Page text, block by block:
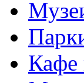
Кафе